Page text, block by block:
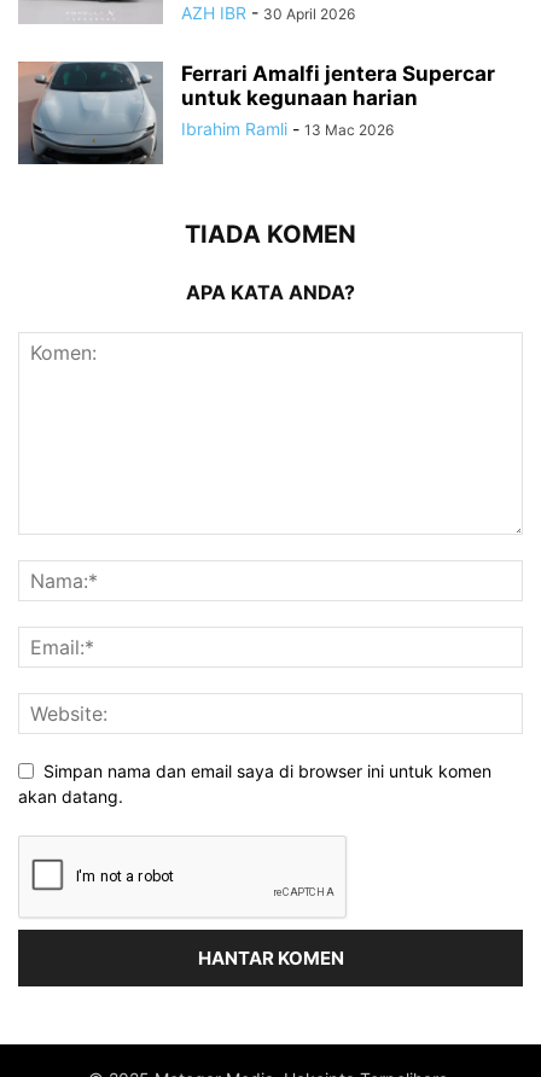
AZH IBR - 30 April 2026
Ferrari Amalfi jentera Supercar
untuk kegunaan harian
Ibrahim Ramli - 13 Mac 2026
TIADA KOMEN
APA KATA ANDA?
Simpan nama dan email saya di browser ini untuk komen
akan datang.